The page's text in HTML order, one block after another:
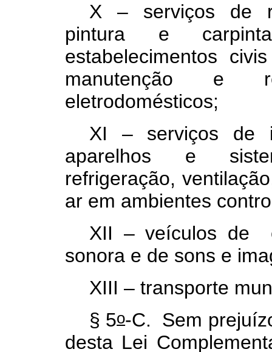
X – serviços de
pintura e
estabelecimentos
manutenção e
eletrodomésticos;
XI – serviços de
aparelhos e
refrigeração,
ar em ambientes
XII – veículos de
sonora e de sons e
XIII – transporte
§ 5o-C. Sem
desta Lei